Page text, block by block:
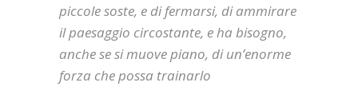
piccole soste, e di fermarsi, di ammirare
il paesaggio circostante, e ha bisogno,
anche se si muove piano, di un’enorme
forza che possa trainarlo